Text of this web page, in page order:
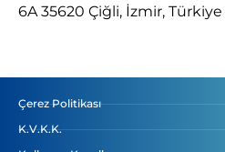
6A 35620 Çiğli, İzmir, Türkiye
Çerez Politikası
K.V.K.K.